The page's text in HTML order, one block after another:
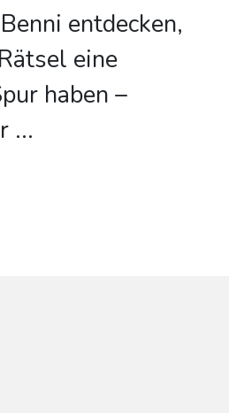
entdecken,
eine
haben –
...